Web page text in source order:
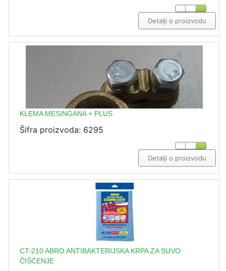
Detalji o proizvodu
KLEMA MESINGANA + PLUS
Šifra proizvoda: 6295
Detalji o proizvodu
CT-210 ABRO ANTIBAKTERIJSKA KRPA ZA SUVO
ČIŠĆENJE